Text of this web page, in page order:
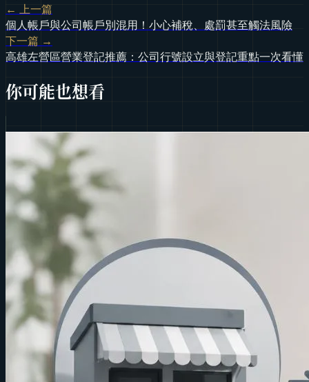
← 上一篇
個人帳戶與公司帳戶別混用！小心補稅、處罰甚至觸法風險
下一篇 →
高雄左營區營業登記推薦：公司行號設立與登記重點一次看懂
你可能也想看